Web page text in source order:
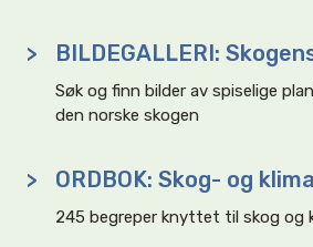
> BILDEGALLERI:
Søk og finn bilder av spiselige
den norske skogen
> ORDBOK: Skog- og klima
245 begreper knyttet til skog og